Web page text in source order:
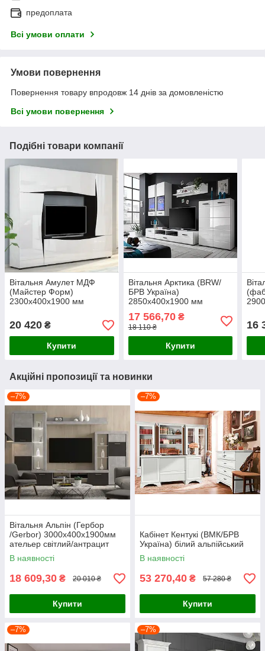
предоплата
Всі умови оплати
Умови повернення
Повернення товару впродовж 14 днів за домовленістю
Всі умови повернення
Подібні товари компанії
Вітальня Амулет МДФ
(Майстер Форм)
2300х400х1900 мм
20 420 ₴
Купити
Вітальня Арктика (BRW/
БРВ Україна)
2850х400х1900 мм
17 566,70₴
18 110 ₴
Купити
16
Акційні пропозиції та новинки
–7%
Вітальня Альпін (Гербор
/Gerbor) 3000х400х1900мм
ательер світлий/антрацит
В наявності
18 609,30 ₴ 20 010 ₴
Купити
–7%
Кабінет Кентукі (ВМК/БРВ
Україна) білий альпійський
В наявності
53 270,40 ₴ 57 280 ₴
Купити
–7% –7%